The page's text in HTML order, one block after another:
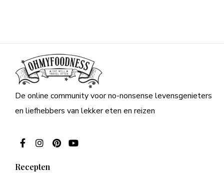
De online community voor no-nonsense levensgenieters
en liefhebbers van lekker eten en reizen
Recepten